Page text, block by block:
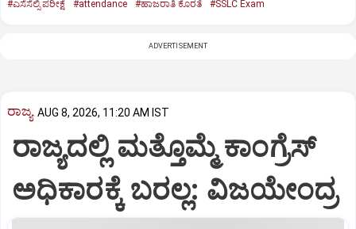
#ಎಸೆಸೆಲ್ಸಿ ಪರೀಕ್ಷೆ #attendance #ಹಾಜರಾತಿ ಕೊರತೆ #SSLC Exam
ADVERTISEMENT
ರಾಜ್ಯ AUG 8, 2026, 11:20 AM IST
ರಾಜ್ಯದಲ್ಲಿ ಮತ್ತೊಮ್ಮೆ ಕಾಂಗ್ರೆಸ್‌
ಅಧಿಕಾರಕ್ಕೆ ಬರಲ್ಲ: ವಿಜಯೇಂದ್ರ